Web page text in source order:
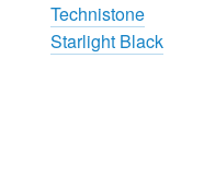
Technistone
Starlight Black